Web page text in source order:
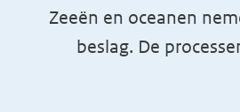
Zeeën en oceanen
beslag. De